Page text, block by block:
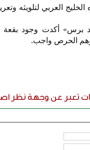
الخليج العربي لتلويثه
برس» أكدت وجود
تعبر عن وجهة نظر